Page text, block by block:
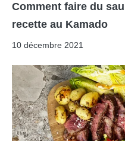
Comment faire du
recette au Kamado
10 décembre 2021